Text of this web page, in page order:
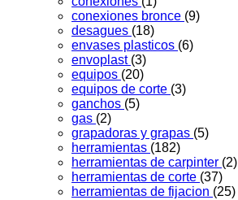
conexiones bronce (9)
desagues (18)
envases plasticos (6)
envoplast (3)
equipos (20)
equipos de corte (3)
ganchos (5)
gas (2)
grapadoras y grapas (5)
herramientas (182)
herramientas de carpinter (2)
herramientas de corte (37)
herramientas de fijacion (25)